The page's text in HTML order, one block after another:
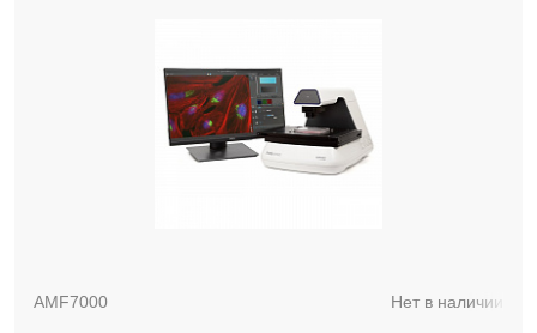
AMF7000 Нет в наличии